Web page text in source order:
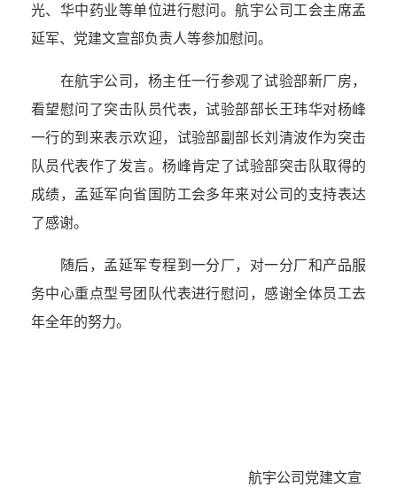
光、华中药业等单位进行慰问。航宇公司工会主席孟
延军、党建文宣部负责人等参加慰问。
在航宇公司，杨主任一行参观了试验部新厂房，
看望慰问了突击队员代表，试验部部长王玮华对杨峰
一行的到来表示欢迎，试验部副部长刘清波作为突击
队员代表作了发言。杨峰肯定了试验部突击队取得的
成绩，孟延军向省国防工会多年来对公司的支持表达
了感谢。
随后，孟延军专程到一分厂，对一分厂和产品服
务中心重点型号团队代表进行慰问，感谢全体员工去
年全年的努力。
航宇公司党建文宣